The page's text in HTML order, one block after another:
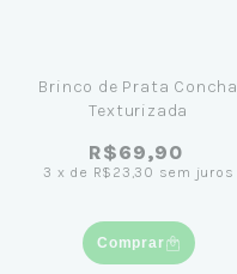
Brinco de Prata Concha
Texturizada
R$69,90
3 x de R$23,30 sem juros
Comprar